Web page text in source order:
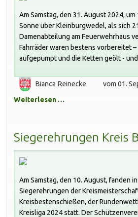
Am Samstag, den 31. August 2024,
Sonne über Kleinburgwedel, als sich
Damenabteilung am Feuerwehrhaus
Fahrräder waren bestens vorbereitet
aufgepumpt und die Ketten geölt -
starten.Bianca Reinecke vom 01.
Weiterlesen …
Siegerehrungen Kreis
Am Samstag, den 10. August, fanden
Siegerehrungen der
Kreisbestenschießen, der
Kreisliga 2024 statt. Der